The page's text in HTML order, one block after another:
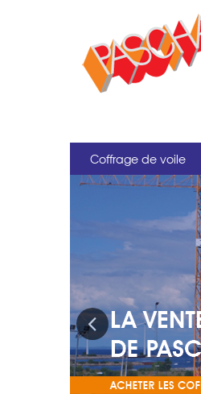
Coffrage de voile
Previous